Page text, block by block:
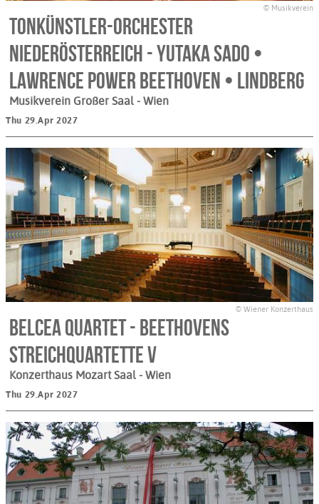
© Musikverein
Tonkünstler-Orchester
Niederösterreich - Yutaka Sado •
Lawrence Power Beethoven • Lindberg
Musikverein Großer Saal - Wien
Thu 29.Apr 2027
© Wiener Konzerthaus
Belcea Quartet - Beethovens
Streichquartette V
Konzerthaus Mozart Saal - Wien
Thu 29.Apr 2027